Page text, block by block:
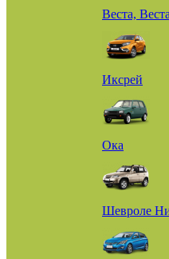
Веста,
Иксрей
Ока
Шевроле